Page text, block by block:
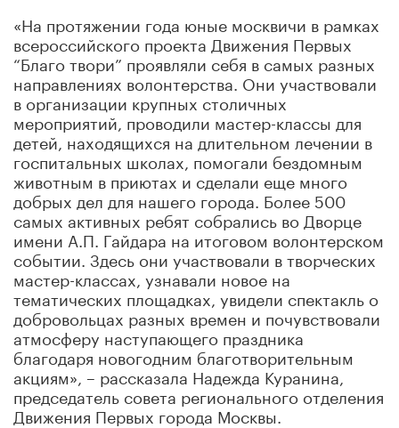
«На протяжении года юные москвичи в рамках
всероссийского проекта Движения Первых
“Благо твори” проявляли себя в самых разных
направлениях волонтерства. Они участвовали
в организации крупных столичных
мероприятий, проводили мастер-классы для
детей, находящихся на длительном лечении в
госпитальных школах, помогали бездомным
животным в приютах и сделали еще много
добрых дел для нашего города. Более 500
самых активных ребят собрались во Дворце
имени А.П. Гайдара на итоговом волонтерском
событии. Здесь они участвовали в творческих
мастер-классах, узнавали новое на
тематических площадках, увидели спектакль о
добровольцах разных времен и почувствовали
атмосферу наступающего праздника
благодаря новогодним благотворительным
акциям», – рассказала Надежда Куранина,
председатель совета регионального отделения
Движения Первых города Москвы.